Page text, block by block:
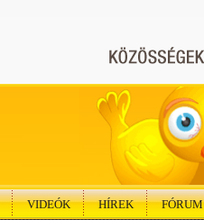
VIDEÓK HÍREK FÓRUM